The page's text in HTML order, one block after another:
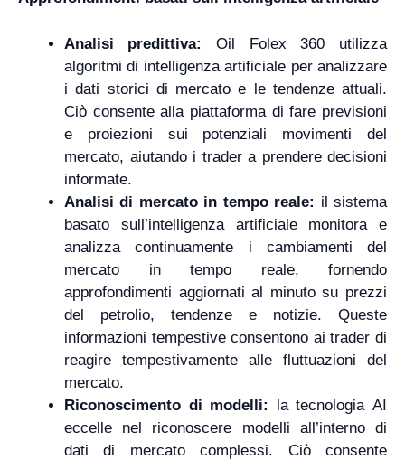
Analisi predittiva:
Oil Folex 360 utilizza
algoritmi di intelligenza artificiale per analizzare
i dati storici di mercato e le tendenze attuali.
Ciò consente alla piattaforma di fare previsioni
e proiezioni sui potenziali movimenti del
mercato, aiutando i trader a prendere decisioni
informate.
Analisi di mercato in tempo reale: il sistema
basato sull’intelligenza artificiale monitora e
analizza continuamente i cambiamenti del
mercato in tempo reale, fornendo
approfondimenti aggiornati al minuto su prezzi
del petrolio, tendenze e notizie. Queste
informazioni tempestive consentono ai trader di
reagire tempestivamente alle fluttuazioni del
mercato.
Riconoscimento di modelli:
la tecnologia AI
eccelle nel riconoscere modelli all’interno di
dati di mercato complessi. Ciò consente